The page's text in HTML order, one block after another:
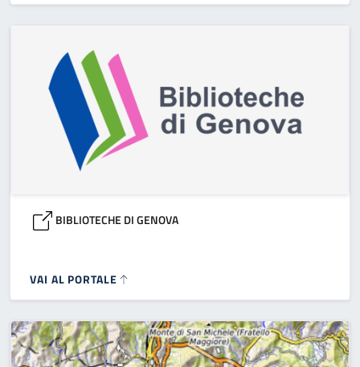
BIBLIOTECHE DI GENOVA
VAI AL PORTALE